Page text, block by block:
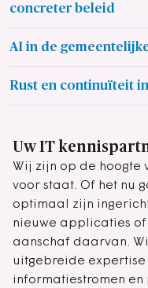
concreter beleid
AI in de
Rust en continuïteit
Uw IT
Wij zijn op de hoogte
voor staat. Of het nu
optimaal zijn
nieuwe applicaties
aanschaf daarvan.
uitgebreide
informatiestromen en